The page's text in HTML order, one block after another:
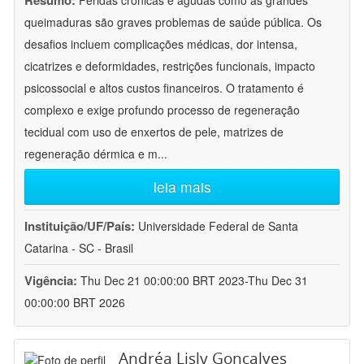
queimaduras são graves problemas de saúde pública. Os
desafios incluem complicações médicas, dor intensa,
cicatrizes e deformidades, restrições funcionais, impacto
psicossocial e altos custos financeiros. O tratamento é
complexo e exige profundo processo de regeneração
tecidual com uso de enxertos de pele, matrizes de
regeneração dérmica e m...
leia mais
Instituição/UF/País: Universidade Federal de Santa
Catarina - SC - Brasil
Vigência: Thu Dec 21 00:00:00 BRT 2023-Thu Dec 31
00:00:00 BRT 2026
Andréa Lisly Gonçalves